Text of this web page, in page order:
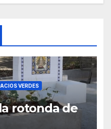
VERDES
rotonda de